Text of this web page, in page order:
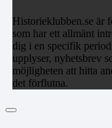
Historieklubben.se är
som har ett allmänt
dig i en specifik
upplyser, nyhetsbrev
möjligheten att hitta
det förflutna.